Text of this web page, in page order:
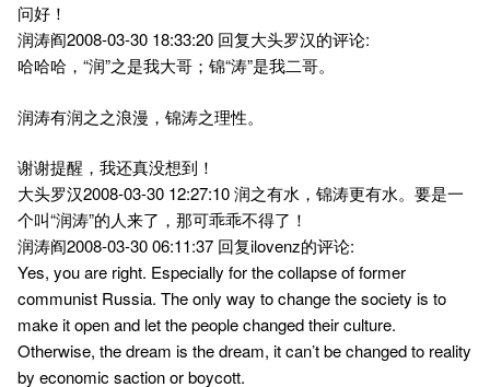
问好！
润涛阎2008-03-30 18:33:20 回复大头罗汉的评论:
哈哈哈，“润”之是我大哥；锦“涛”是我二哥。
润涛有润之之浪漫，锦涛之理性。
谢谢提醒，我还真没想到！
大头罗汉2008-03-30 12:27:10 润之有水，锦涛更有水。要是一
个叫“润涛”的人来了，那可乖乖不得了！
润涛阎2008-03-30 06:11:37 回复ilovenz的评论:
Yes, you are right. Especially for the collapse of former
communist Russia. The only way to change the society is to
make it open and let the people changed their culture.
Otherwise, the dream is the dream, it can’t be changed to reality
by economic saction or boycott.